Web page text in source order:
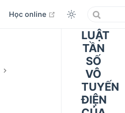
open in new window
Học online open in new
LUẬT
TẦN
SỐ
VÔ
TUYẾN
ĐIỆN